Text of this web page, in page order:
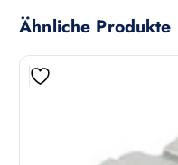
Ähnliche Produkte